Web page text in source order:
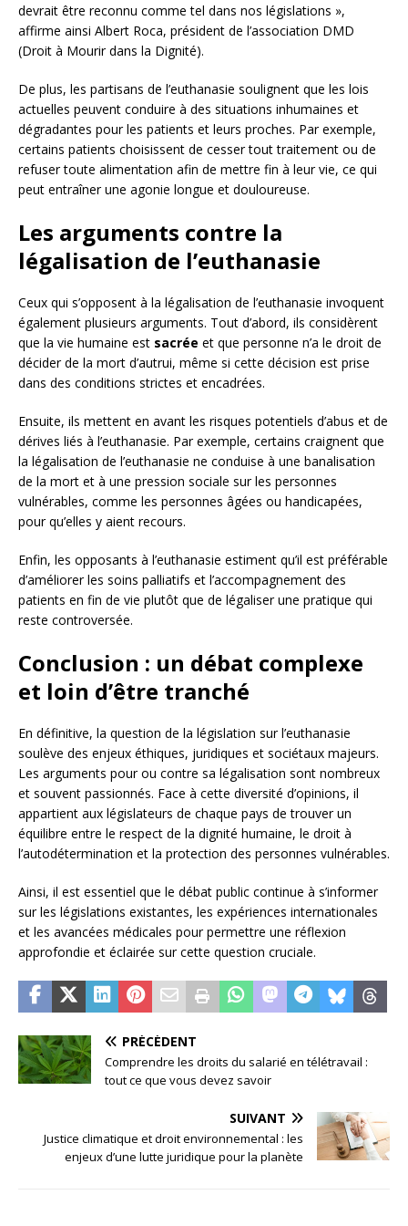
devrait être reconnu comme tel dans nos législations »,
affirme ainsi Albert Roca, président de l’association DMD
(Droit à Mourir dans la Dignité).
De plus, les partisans de l’euthanasie soulignent que les lois
actuelles peuvent conduire à des situations inhumaines et
dégradantes pour les patients et leurs proches. Par exemple,
certains patients choisissent de cesser tout traitement ou de
refuser toute alimentation afin de mettre fin à leur vie, ce qui
peut entraîner une agonie longue et douloureuse.
Les arguments contre la
légalisation de l’euthanasie
Ceux qui s’opposent à la légalisation de l’euthanasie invoquent
également plusieurs arguments. Tout d’abord, ils considèrent
que la vie humaine est sacrée et que personne n’a le droit de
décider de la mort d’autrui, même si cette décision est prise
dans des conditions strictes et encadrées.
Ensuite, ils mettent en avant les risques potentiels d’abus et de
dérives liés à l’euthanasie. Par exemple, certains craignent que
la légalisation de l’euthanasie ne conduise à une banalisation
de la mort et à une pression sociale sur les personnes
vulnérables, comme les personnes âgées ou handicapées,
pour qu’elles y aient recours.
Enfin, les opposants à l’euthanasie estiment qu’il est préférable
d’améliorer les soins palliatifs et l’accompagnement des
patients en fin de vie plutôt que de légaliser une pratique qui
reste controversée.
Conclusion : un débat complexe
et loin d’être tranché
En définitive, la question de la législation sur l’euthanasie
soulève des enjeux éthiques, juridiques et sociétaux majeurs.
Les arguments pour ou contre sa légalisation sont nombreux
et souvent passionnés. Face à cette diversité d’opinions, il
appartient aux législateurs de chaque pays de trouver un
équilibre entre le respect de la dignité humaine, le droit à
l’autodétermination et la protection des personnes vulnérables.
Ainsi, il est essentiel que le débat public continue à s’informer
sur les législations existantes, les expériences internationales
et les avancées médicales pour permettre une réflexion
approfondie et éclairée sur cette question cruciale.
PRÉCÉDENT
Comprendre les droits du salarié en télétravail :
tout ce que vous devez savoir
SUIVANT
Justice climatique et droit environnemental : les
enjeux d’une lutte juridique pour la planète